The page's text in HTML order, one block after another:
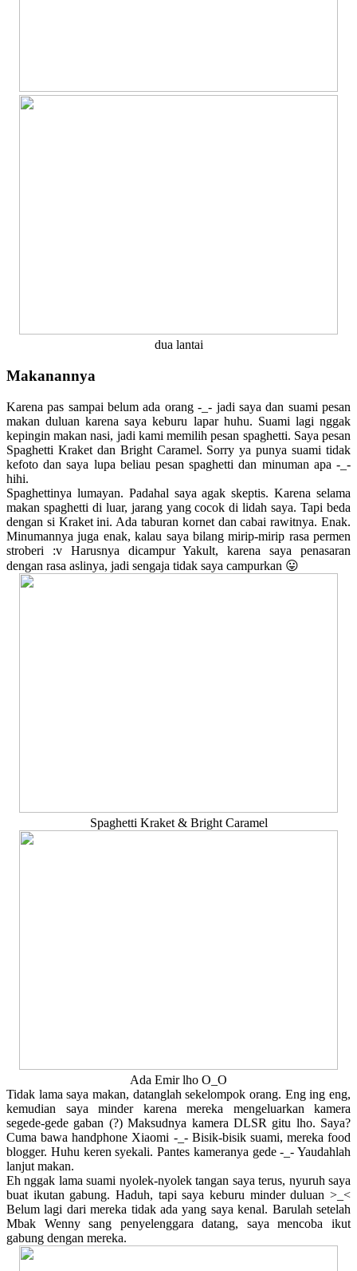
dua lantai
Makanannya
Karena pas sampai belum ada orang -_- jadi saya dan suami pesan
makan duluan karena saya keburu lapar huhu. Suami lagi nggak
kepingin makan nasi, jadi kami memilih pesan spaghetti. Saya pesan
Spaghetti Kraket dan Bright Caramel. Sorry ya punya suami tidak
kefoto dan saya lupa beliau pesan spaghetti dan minuman apa -_-
hihi.
Spaghettinya lumayan. Padahal saya agak skeptis. Karena selama
makan spaghetti di luar, jarang yang cocok di lidah saya. Tapi beda
dengan si Kraket ini. Ada taburan kornet dan cabai rawitnya. Enak.
Minumannya juga enak, kalau saya bilang mirip-mirip rasa permen
stroberi :v Harusnya dicampur Yakult, karena saya penasaran
dengan rasa aslinya, jadi sengaja tidak saya campurkan 😛
Spaghetti Kraket & Bright Caramel
Ada Emir lho O_O
Tidak lama saya makan, datanglah sekelompok orang. Eng ing eng,
kemudian saya minder karena mereka mengeluarkan kamera
segede-gede gaban (?) Maksudnya kamera DLSR gitu lho. Saya?
Cuma bawa handphone Xiaomi -_- Bisik-bisik suami, mereka food
blogger. Huhu keren syekali. Pantes kameranya gede -_- Yaudahlah
lanjut makan.
Eh nggak lama suami nyolek-nyolek tangan saya terus, nyuruh saya
buat ikutan gabung. Haduh, tapi saya keburu minder duluan >_<
Belum lagi dari mereka tidak ada yang saya kenal. Barulah setelah
Mbak Wenny sang penyelenggara datang, saya mencoba ikut
gabung dengan mereka.